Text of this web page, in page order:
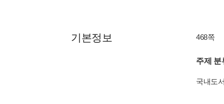
기본정보 468쪽
주제 분
국내도